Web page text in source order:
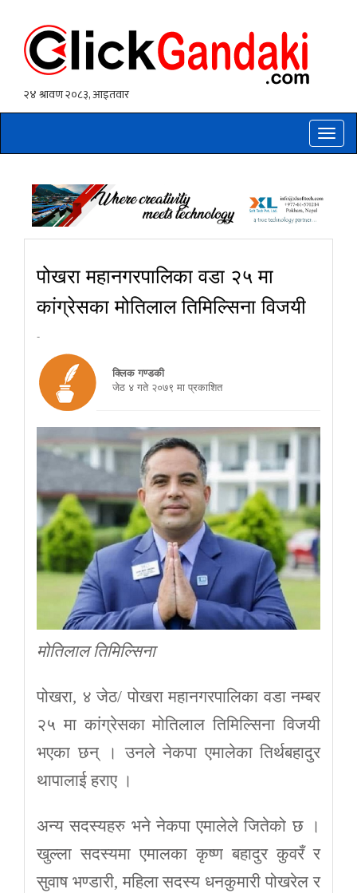
Toggle
पोखरा महानगरपालिका वडा २५ मा
कांग्रेसका मोतिलाल तिमिल्सिना विजयी
-
क्लिक गण्डकी
जेठ ४ गते २०७९ मा प्रकाशित
मोतिलाल तिमिल्सिना
पोखरा, ४ जेठ/ पोखरा महानगरपालिका वडा नम्बर
२५ मा कांग्रेसका मोतिलाल तिमिल्सिना विजयी
भएका छन् । उनले नेकपा एमालेका तिर्थबहादुर
थापालाई हराए ।
अन्य सदस्यहरु भने नेकपा एमालेले जितेको छ ।
खुल्ला सदस्यमा एमालका कृष्ण बहादुर कुवरँ र
सुवाष भण्डारी, महिला सदस्य धनकुमारी पोखरेल र